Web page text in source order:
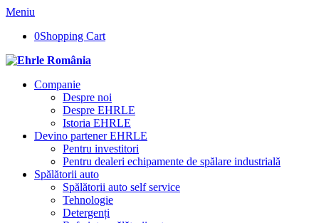
Meniu
0Shopping Cart
Companie
Despre noi
Despre EHRLE
Istoria EHRLE
Devino partener EHRLE
Pentru investitori
Pentru dealeri echipamente de spălare industrială
Spălătorii auto
Spălătorii auto self service
Tehnologie
Detergenți